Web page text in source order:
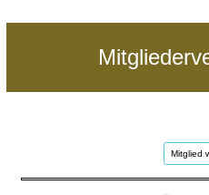
Mitglied